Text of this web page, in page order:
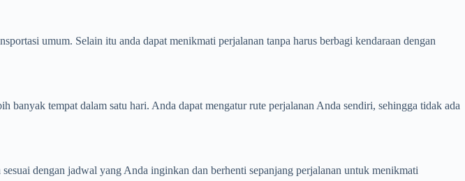
umum. Selain itu anda dapat menikmati perjalanan tanpa harus berbagi kendaraan dengan
tempat dalam satu hari. Anda dapat mengatur rute perjalanan Anda sendiri, sehingga tidak ada
dengan jadwal yang Anda inginkan dan berhenti sepanjang perjalanan untuk menikmati